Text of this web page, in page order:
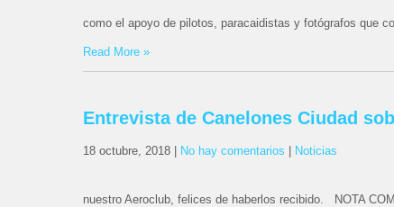
como el apoyo de pilotos, paracaidistas y fotógrafos que
Read More »
Entrevista de Canelones Ciudad
18 octubre, 2018 No hay comentarios Noticias
nuestro Aeroclub, felices de haberlos recibido. NOTA